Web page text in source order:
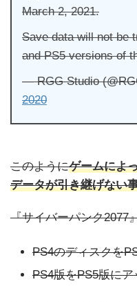
March 2, 2021.
Save data will not be
and PS5 versions of
— RGG Studio
2020
このようにゲームによ
データが引き継げない
『サイバーパンク2077
PS4のディスクを
PS4版をPS5版に